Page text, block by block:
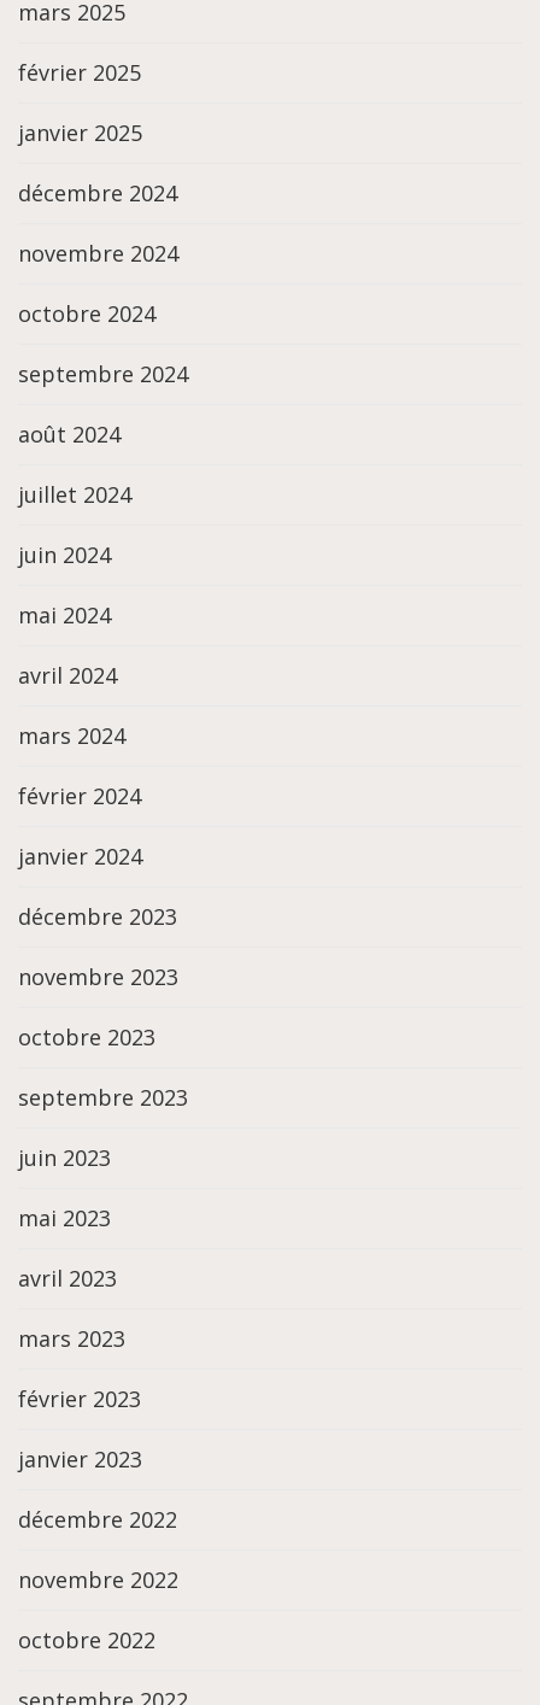
mars 2025
février 2025
janvier 2025
décembre 2024
novembre 2024
octobre 2024
septembre 2024
août 2024
juillet 2024
juin 2024
mai 2024
avril 2024
mars 2024
février 2024
janvier 2024
décembre 2023
novembre 2023
octobre 2023
septembre 2023
juin 2023
mai 2023
avril 2023
mars 2023
février 2023
janvier 2023
décembre 2022
novembre 2022
octobre 2022